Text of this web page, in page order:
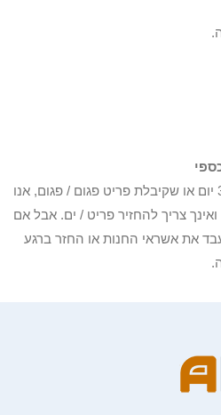
הפריטים שלך לא קיבלו תוך 30 יום או שקיבלת פריט פגום / פגום, אנו
צריך להחזיר פריט / ים. אבל אם
את אשראי החנות או החזר ברגע